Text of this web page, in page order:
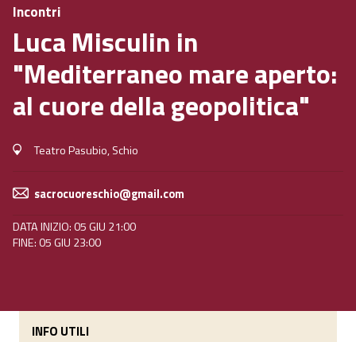
Incontri
Luca Misculin in
"Mediterraneo mare aperto:
al cuore della geopolitica"
Teatro Pasubio, Schio
sacrocuoreschio@gmail.com
DATA INIZIO: 05 GIU 21:00
FINE: 05 GIU 23:00
INFO UTILI